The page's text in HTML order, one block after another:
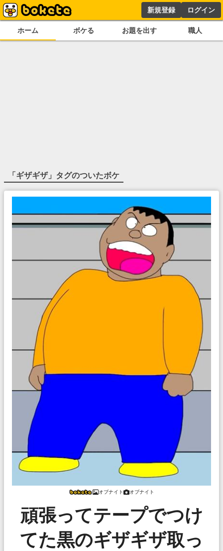
新規登録 ログイン
ホーム ボケる お題を出す 職人
「ギザギザ」タグのついたボケ
オブナイト オブナイト
頑張ってテープでつけ
てた黒のギザギザ取っ